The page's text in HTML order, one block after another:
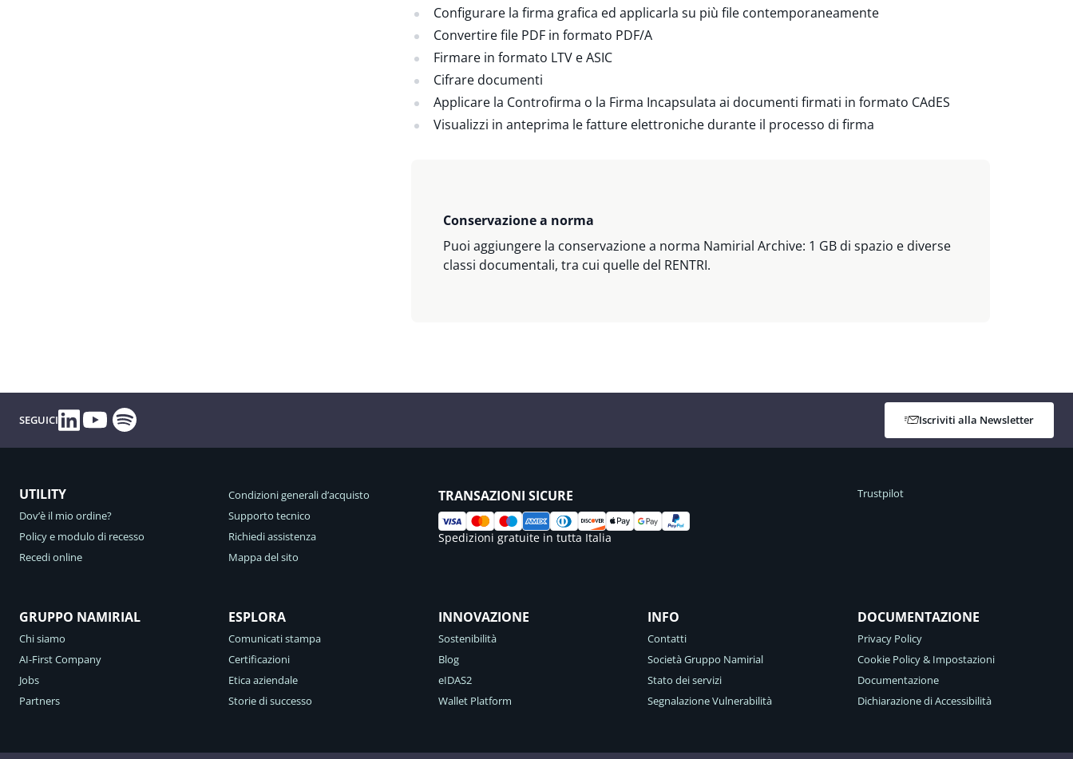
Configurare la firma grafica ed applicarla su più file contemporaneamente
Convertire file PDF in formato PDF/A
Firmare in formato LTV e ASIC
Cifrare documenti
Applicare la Controfirma o la Firma Incapsulata ai documenti firmati in formato CAdES
Visualizzi in anteprima le fatture elettroniche durante il processo di firma
Conservazione a norma
Puoi aggiungere la conservazione a norma Namirial Archive: 1 GB di spazio e diverse
classi documentali, tra cui quelle del RENTRI.
SEGUICILinkedinYouTubeSpotify
Iscriviti alla Newsletter
UTILITY
Dov’è il mio ordine?
Policy e modulo di recesso
Recedi online
Condizioni generali d’acquisto
Supporto tecnico
Richiedi assistenza
Mappa del sito
TRANSAZIONI SICURE
Spedizioni gratuite in tutta Italia
Trustpilot
GRUPPO NAMIRIAL
Chi siamo
AI-First Company
Jobs
Partners
ESPLORA
Comunicati stampa
Certificazioni
Etica aziendale
Storie di successo
INNOVAZIONE
Sostenibilità
Blog
eIDAS2
Wallet Platform
INFO
Contatti
Società Gruppo Namirial
Stato dei servizi
Segnalazione Vulnerabilità
DOCUMENTAZIONE
Privacy Policy
Cookie Policy & Impostazioni
Documentazione
Dichiarazione di Accessibilità